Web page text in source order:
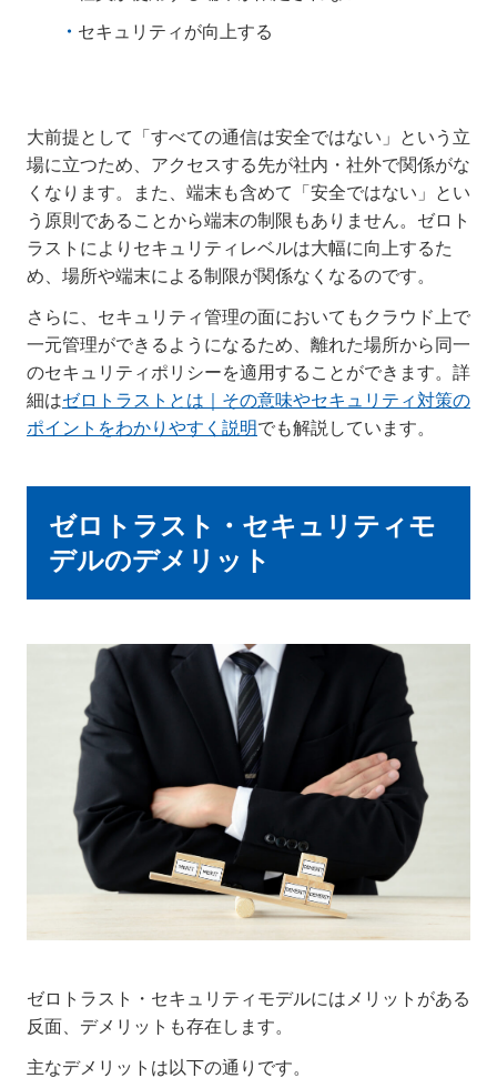
セキュリティが向上する
大前提として「すべての通信は安全ではない」という立
場に立つため、アクセスする先が社内・社外で関係がな
くなります。また、端末も含めて「安全ではない」とい
う原則であることから端末の制限もありません。ゼロト
ラストによりセキュリティレベルは大幅に向上するた
め、場所や端末による制限が関係なくなるのです。
さらに、セキュリティ管理の面においてもクラウド上で
一元管理ができるようになるため、離れた場所から同一
のセキュリティポリシーを適用することができます。詳
細はゼロトラストとは｜その意味やセキュリティ対策の
ポイントをわかりやすく説明でも解説しています。
ゼロトラスト・セキュリティモ
デルのデメリット
ゼロトラスト・セキュリティモデルにはメリットがある
反面、デメリットも存在します。
主なデメリットは以下の通りです。